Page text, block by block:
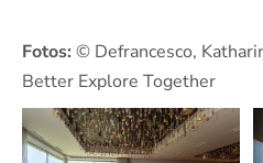
Fotos: © Defrancesco,
Better Explore Together